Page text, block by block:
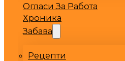
Огласи За Работа
Хроника
Забава
Рецепти